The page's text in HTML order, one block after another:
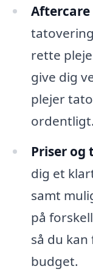
rette
give dig
plejer
ordentligt.
Priser og
dig et
samt
på
så du
budget.